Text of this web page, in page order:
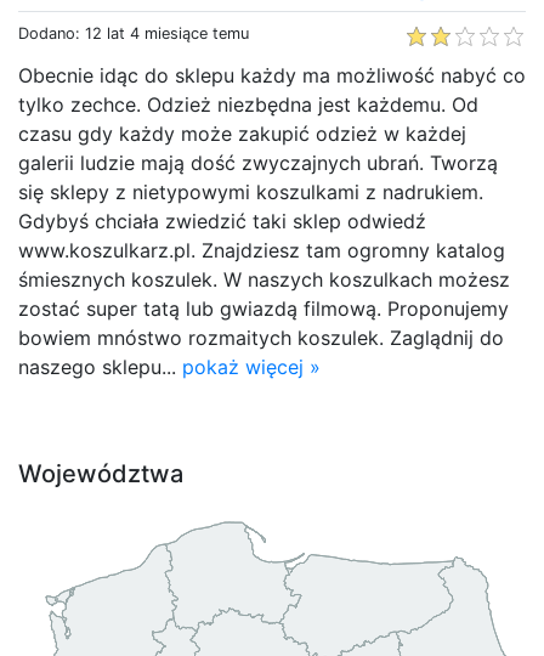
Dodano: 12 lat 4 miesiące temu
Obecnie idąc do sklepu każdy ma możliwość nabyć co
tylko zechce. Odzież niezbędna jest każdemu. Od
czasu gdy każdy może zakupić odzież w każdej
galerii ludzie mają dość zwyczajnych ubrań. Tworzą
się sklepy z nietypowymi koszulkami z nadrukiem.
Gdybyś chciała zwiedzić taki sklep odwiedź
www.koszulkarz.pl. Znajdziesz tam ogromny katalog
śmiesznych koszulek. W naszych koszulkach możesz
zostać super tatą lub gwiazdą filmową. Proponujemy
bowiem mnóstwo rozmaitych koszulek. Zaglądnij do
naszego sklepu... pokaż więcej »
Województwa